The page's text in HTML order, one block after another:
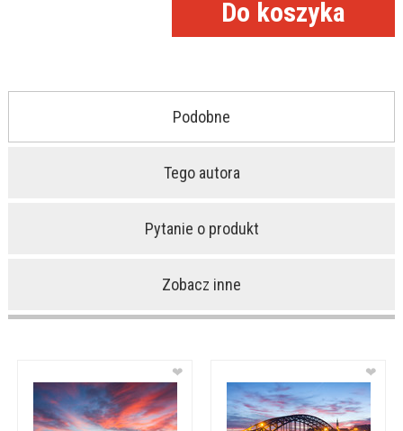
Podobne
Tego autora
Pytanie o produkt
Zobacz inne
❤ ❤